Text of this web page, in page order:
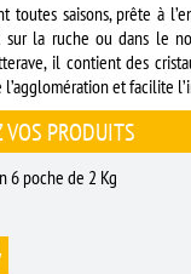
toutes saisons, prête à
sur la ruche ou dans le
il contient des
et facilite
PRODUITS
6 poche de 2 Kg